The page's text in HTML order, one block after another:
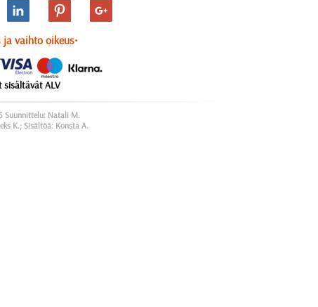
ja vaihto oikeus•
sisältävät ALV
Suunnittelu: Natali M.
K.; Sisältöä: Konsta A.